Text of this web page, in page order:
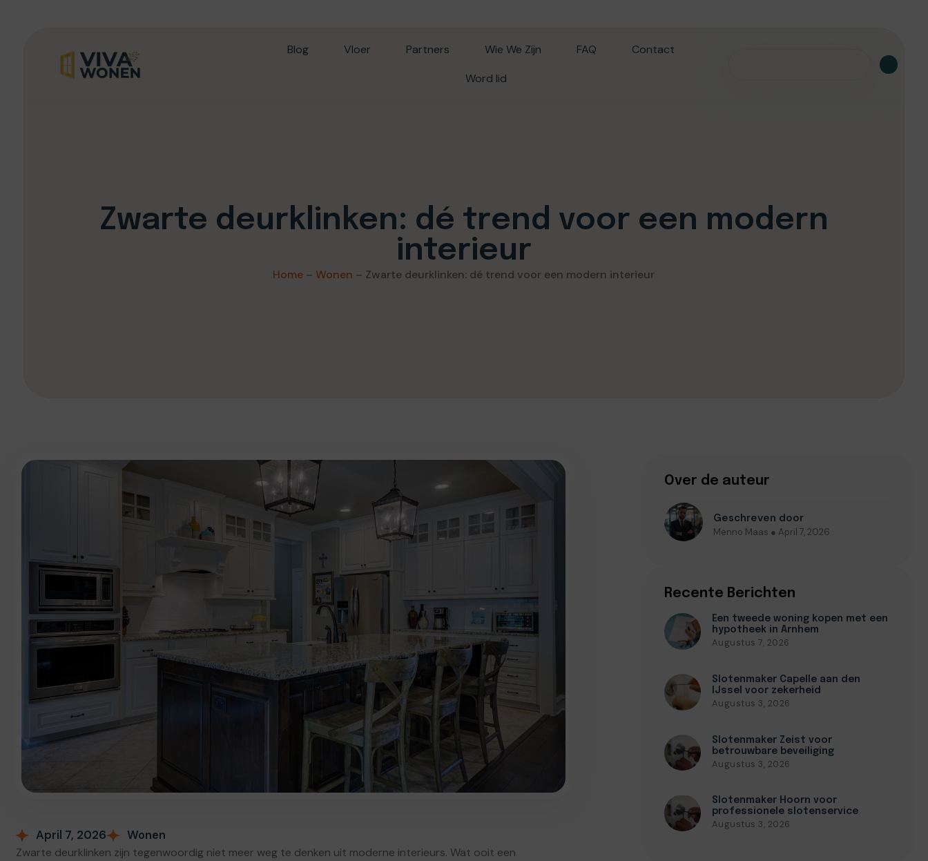
Blog Vloer Partners Wie We Zijn FAQ
Contact
Word lid
Zwarte deurklinken: dé trend voor een modern
interieur
Home –Wonen – Zwarte deurklinken: dé trend voor een modern interieur
April 7, 2026 Wonen
Zwarte deurklinken zijn tegenwoordig niet meer weg te denken uit moderne interieurs. Wat ooit een
Over de auteur
Geschreven door
Menno Maas ● April 7, 2026
Recente Berichten
Een tweede woning kopen met een
hypotheek in Arnhem
Augustus 7, 2026
Slotenmaker Capelle aan den
IJssel voor zekerheid
Augustus 3, 2026
Slotenmaker Zeist voor
betrouwbare beveiliging
Augustus 3, 2026
Slotenmaker Hoorn voor
professionele slotenservice
Augustus 3, 2026